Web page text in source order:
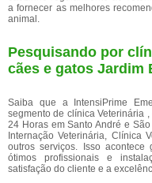
a fornecer as melhores
animal.
Pesquisando por
cães e gatos Jardim
Saiba que a IntensiPrime
segmento de clínica Veterinária
24 Horas em Santo André e
Internação Veterinária, Clínica
outros serviços. Isso
ótimos profissionais e
satisfação do cliente e a